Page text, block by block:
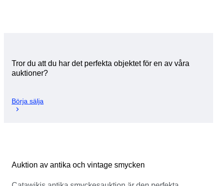
Tror du att du har det perfekta objektet för en av våra
auktioner?
Börja sälja
Auktion av antika och vintage smycken